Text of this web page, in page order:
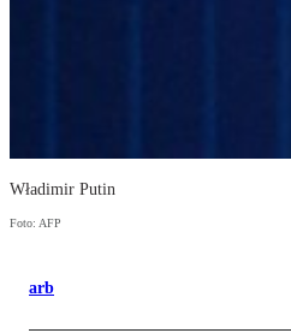
Władimir Putin
Foto: AFP
arb